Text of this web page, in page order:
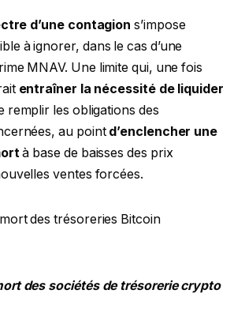
d’une contagion s’impose
à ignorer, dans le cas d’une
MNAV. Une limite qui, une fois
entraîner la nécessité de liquider
remplir les obligations des
au point d’enclencher une
à base de baisses des prix
ventes forcées.
des sociétés de trésorerie crypto